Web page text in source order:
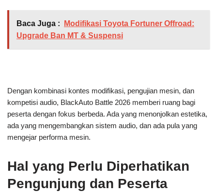
Baca Juga :
Modifikasi Toyota Fortuner Offroad:
Upgrade Ban MT & Suspensi
Dengan kombinasi kontes modifikasi, pengujian mesin, dan
kompetisi audio, BlackAuto Battle 2026 memberi ruang bagi
peserta dengan fokus berbeda. Ada yang menonjolkan estetika,
ada yang mengembangkan sistem audio, dan ada pula yang
mengejar performa mesin.
Hal yang Perlu Diperhatikan
Pengunjung dan Peserta